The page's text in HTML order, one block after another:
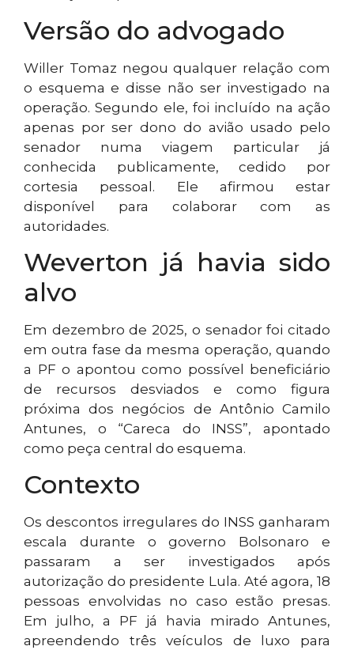
Versão do advogado
Willer Tomaz negou qualquer relação com
o esquema e disse não ser investigado na
operação. Segundo ele, foi incluído na ação
apenas por ser dono do avião usado pelo
senador numa viagem particular já
conhecida publicamente, cedido por
cortesia pessoal. Ele afirmou estar
disponível para colaborar com as
autoridades.
Weverton já havia sido
alvo
Em dezembro de 2025, o senador foi citado
em outra fase da mesma operação, quando
a PF o apontou como possível beneficiário
de recursos desviados e como figura
próxima dos negócios de Antônio Camilo
Antunes, o “Careca do INSS”, apontado
como peça central do esquema.
Contexto
Os descontos irregulares do INSS ganharam
escala durante o governo Bolsonaro e
passaram a ser investigados após
autorização do presidente Lula. Até agora, 18
pessoas envolvidas no caso estão presas.
Em julho, a PF já havia mirado Antunes,
apreendendo três veículos de luxo para